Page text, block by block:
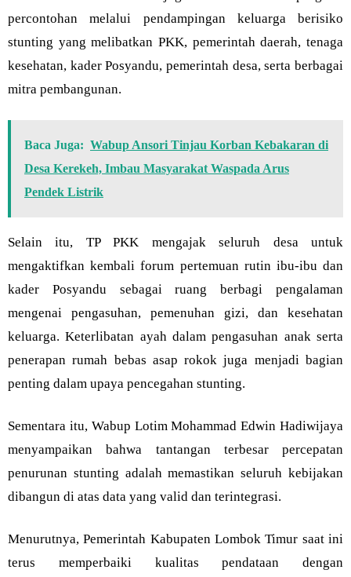
percontohan melalui pendampingan keluarga berisiko
stunting yang melibatkan PKK, pemerintah daerah, tenaga
kesehatan, kader Posyandu, pemerintah desa, serta berbagai
mitra pembangunan.
Baca Juga: Wabup Ansori Tinjau Korban Kebakaran di
Desa Kerekeh, Imbau Masyarakat Waspada Arus
Pendek Listrik
Selain itu, TP PKK mengajak seluruh desa untuk
mengaktifkan kembali forum pertemuan rutin ibu-ibu dan
kader Posyandu sebagai ruang berbagi pengalaman
mengenai pengasuhan, pemenuhan gizi, dan kesehatan
keluarga. Keterlibatan ayah dalam pengasuhan anak serta
penerapan rumah bebas asap rokok juga menjadi bagian
penting dalam upaya pencegahan stunting.
Sementara itu, Wabup Lotim Mohammad Edwin Hadiwijaya
menyampaikan bahwa tantangan terbesar percepatan
penurunan stunting adalah memastikan seluruh kebijakan
dibangun di atas data yang valid dan terintegrasi.
Menurutnya, Pemerintah Kabupaten Lombok Timur saat ini
terus memperbaiki kualitas pendataan dengan